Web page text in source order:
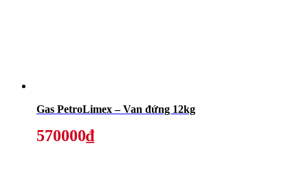
Gas PetroLimex – Van đứng 12kg
570000₫